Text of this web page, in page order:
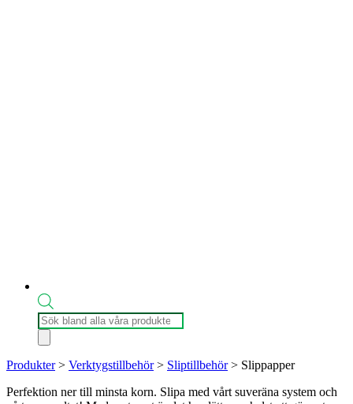
Produktsökning
Produkter> Verktygstillbehör> Sliptillbehör> Slippapper
Perfektion ner till minsta korn. Slipa med vårt suveräna system och